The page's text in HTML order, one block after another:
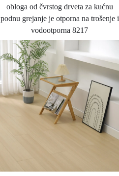
obloga od čvrstog drveta za kućnu
podnu grejanje je otporna na trošenje i
vodootporna 8217